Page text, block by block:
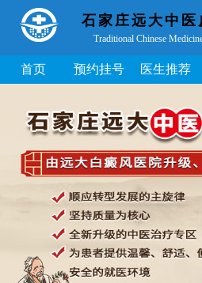
石家庄远大中医
Traditional Chinese
首页 预约挂号 医生推荐